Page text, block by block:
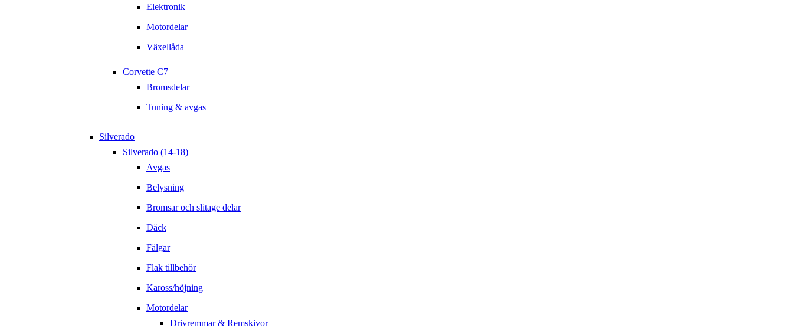
Elektronik
Motordelar
Växellåda
Corvette C7
Bromsdelar
Tuning & avgas
Silverado
Silverado (14-18)
Avgas
Belysning
Bromsar och slitage delar
Däck
Fälgar
Flak tillbehör
Kaross/höjning
Motordelar
Drivremmar & Remskivor